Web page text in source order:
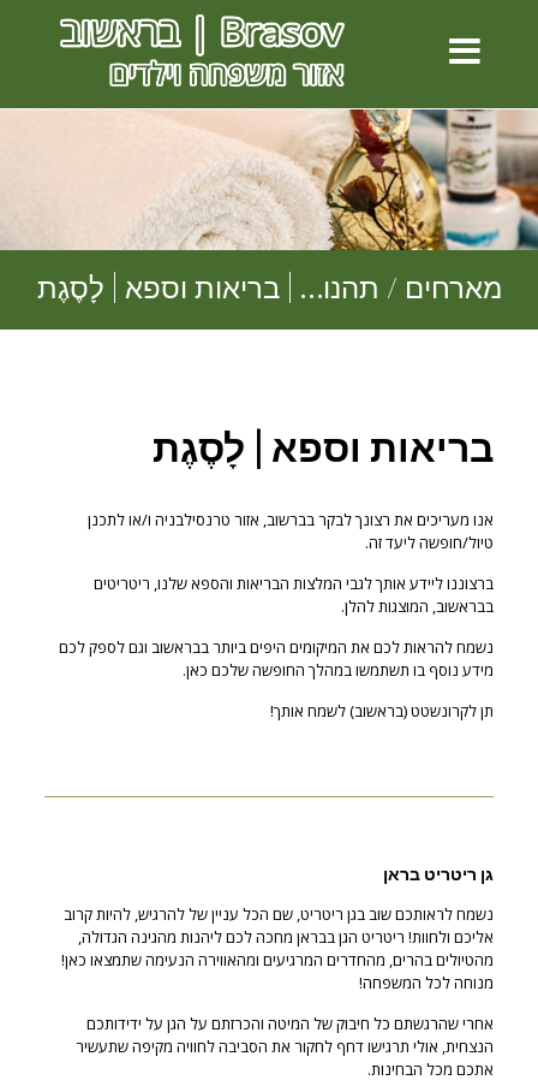
מארחים / תהנו… | בריאות וספא | לָסֶגֶת
בריאות וספא | לָסֶגֶת
אנו מעריכים את רצונך לבקר בברשוב, אזור טרנסילבניה ו/או לתכנן
טיול/חופשה ליעד זה.
ברצוננו ליידע אותך לגבי המלצות הבריאות והספא שלנו, ריטריטים
בבראשוב, המוצגות להלן.
נשמח להראות לכם את המיקומים היפים ביותר בבראשוב וגם לספק לכם
מידע נוסף בו תשתמשו במהלך החופשה שלכם כאן.
תן לקרונשטט (בראשוב) לשמח אותך!
גן ריטריט בראן
נשמח לראותכם שוב בגן ריטריט, שם הכל עניין של להרגיש, להיות קרוב
אליכם ולחוות! ריטריט הגן בבראן מחכה לכם ליהנות מהגינה הגדולה,
מהטיולים בהרים, מהחדרים המרגיעים ומהאווירה הנעימה שתמצאו כאן!
מנוחה לכל המשפחה!
אחרי שהרגשתם כל חיבוק של המיטה והכרזתם על הגן על ידידותכם
הנצחית, אולי תרגישו דחף לחקור את הסביבה לחוויה מקיפה שתעשיר
אתכם מכל הבחינות.